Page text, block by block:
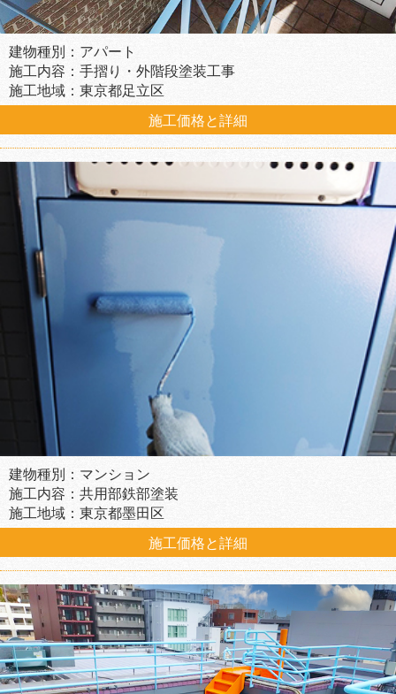
建物種別：アパート
施工内容：手摺り・外階段塗装工事
施工地域：東京都足立区
施工価格と詳細
建物種別：マンション
施工内容：共用部鉄部塗装
施工地域：東京都墨田区
施工価格と詳細